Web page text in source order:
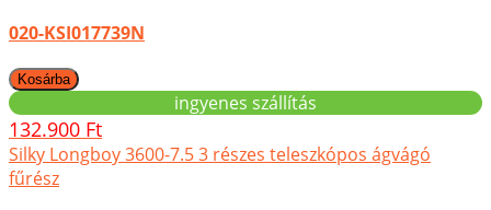
020-KSI017739N
ingyenes szállítás
132.900 Ft
Silky Longboy 3600-7.5 3 részes teleszkópos ágvágó
fűrész